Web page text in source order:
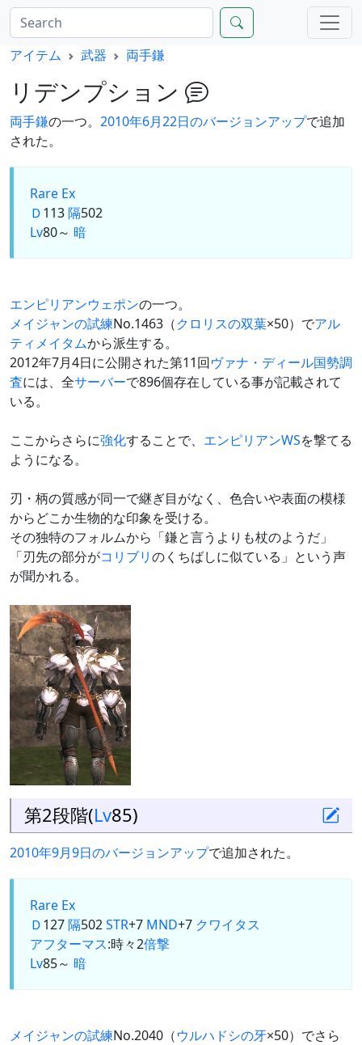
アイテム 武器 両手鎌
リデンプション
両手鎌の一つ。 2010年6月22日のバージョンアップで追加
された。
Rare Ex
Ｄ113隔502
Lv80～ 暗
エンピリアンウェポンの一つ。
メイジャンの試練No.1463（クロリスの双葉×50）でアル
ティメイタムから派生する。
2012年7月4日に公開された第11回ヴァナ・ディール国勢調
査には、全サーバーで896個存在している事が記載されて
いる。
ここからさらに強化することで、 エンピリアンWSを撃てる
ようになる。
刃・柄の質感が同一で継ぎ目がなく、色合いや表面の模様
からどこか生物的な印象を受ける。
その独特のフォルムから「鎌と言うよりも杖のようだ」
「刃先の部分がコリブリのくちばしに似ている」という声
が聞かれる。
第2段階(Lv85)
2010年9月9日のバージョンアップで追加された。
Rare Ex
Ｄ127隔502STR+7 MND+7 クワイタス
アフターマス:時々2倍撃
Lv85～ 暗
メイジャンの試練No.2040（ウルハドシの牙×50）でさら